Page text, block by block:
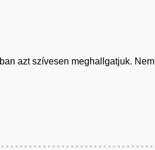
azt szívesen meghallgatjuk. Nem